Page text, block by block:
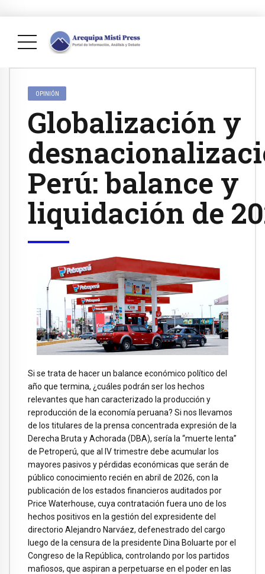
OPINIÓN
Globalización y
Perú: balance y
liquidación de
Si se trata de hacer un balance económico político del
año que termina, ¿cuáles podrán ser los hechos
relevantes que han caracterizado la producción y
reproducción de la economía peruana? Si nos llevamos
de los titulares de la prensa concentrada expresión de la
Derecha Bruta y Achorada (DBA), sería la “muerte lenta”
de Petroperú, que al IV trimestre debe acumular los
mayores pasivos y pérdidas económicas que serán de
público conocimiento recién en abril de 2026, con la
publicación de los estados financieros auditados por
Price Waterhouse, cuya contratación fuera uno de los
hechos positivos en la gestión del expresidente del
directorio Alejandro Narváez, defenestrado del cargo
luego de la censura de la presidente Dina Boluarte por el
Congreso de la República, controlando por los partidos
mafiosos, que aspiran a perpetuarse en el poder en las